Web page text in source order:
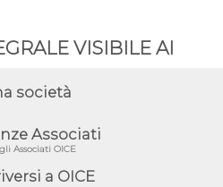
VISIBILE AI
società
Associati
Associati OICE
a OICE